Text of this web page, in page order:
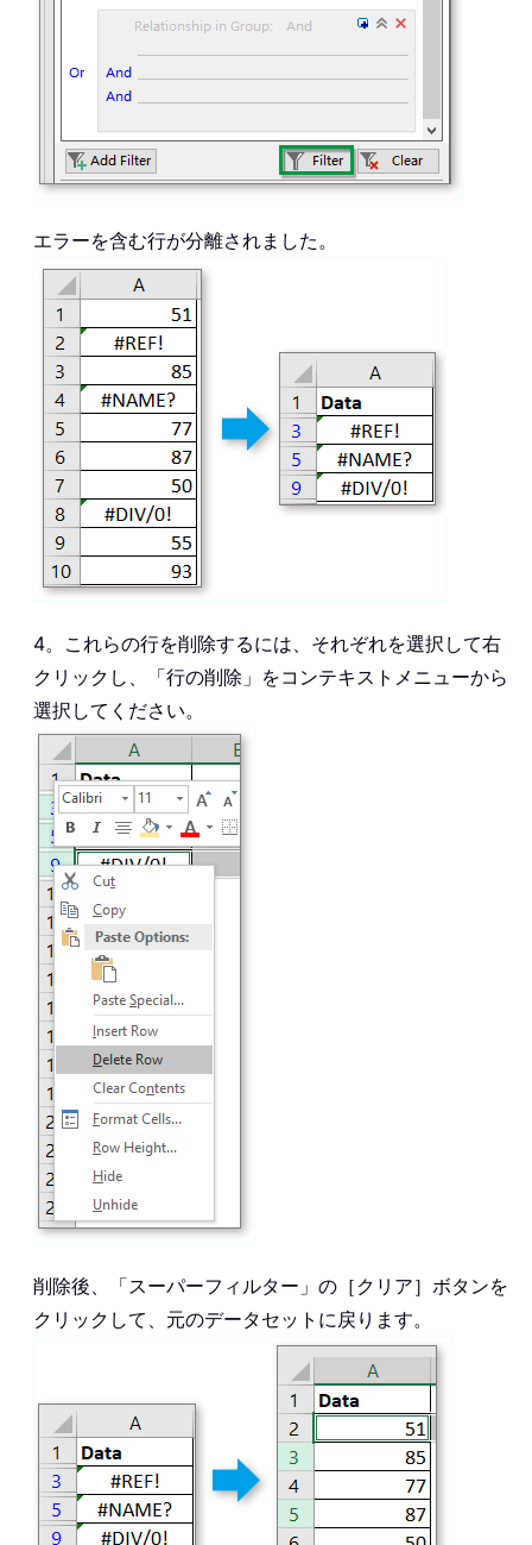
エラーを含む行が分離されました。
4。これらの行を削除するには、それぞれを選択して右
クリックし、「行の削除」をコンテキストメニューから
選択してください。
削除後、「スーパーフィルター」の［クリア］ボタンを
クリックして、元のデータセットに戻ります。